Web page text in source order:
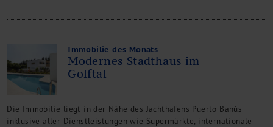
Immobilie des Monats
Modernes Stadthaus im
Golftal
Die Immobilie liegt in der Nähe des Jachthafens Puerto Banús
inklusive aller Dienstleistungen wie Supermärkte, internationale